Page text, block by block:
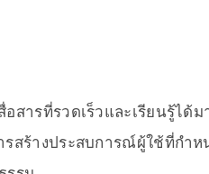
สารที่รวดเร็วและเรียนรู้ได้
สร้างประสบการณ์ผู้ใช้ที่กำห